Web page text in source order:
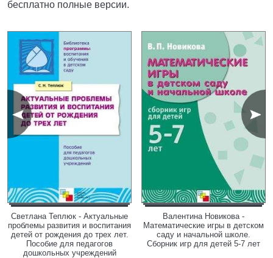
бесплатно полные версии.
Светлана Теплюк - Актуальные
проблемы развития и воспитания
детей от рождения до трех лет.
Пособие для педагогов
дошкольных учреждений
Валентина Новикова -
Математические игры в детском
саду и начальной школе.
Сборник игр для детей 5-7 лет